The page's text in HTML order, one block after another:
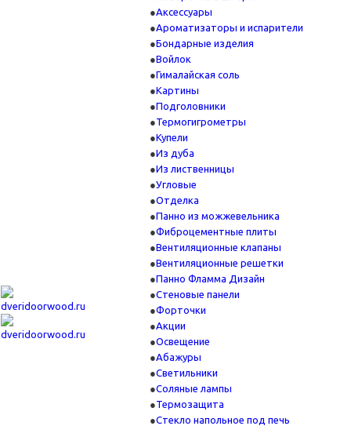
Аксессуары
Ароматизаторы и испарители
Бондарные изделия
Войлок
Гималайская соль
Картины
Подголовники
Термогигрометры
Купели
Из дуба
Из лиственницы
Угловые
Отделка
Панно из можжевельника
Фиброцементные плиты
Вентиляционные клапаны
Вентиляционные решетки
Панно Фламма Дизайн
Стеновые панели
Форточки
Акции
Освещение
Абажуры
Светильники
Соляные лампы
Термозащита
Стекло напольное под печь